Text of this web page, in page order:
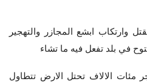
وارتكاب ابشع المجازر والتهجير
في بلد تفعل فيه ما تشاء
مئات الالاف تحتل الارض تتطاول